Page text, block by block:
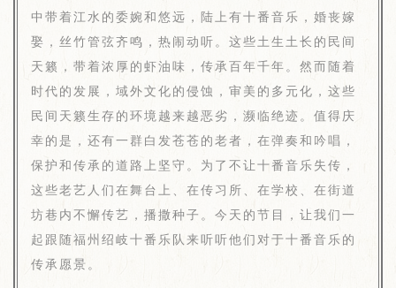
中带着江水的委婉和悠远，陆上有十番音乐，婚丧嫁
娶，丝竹管弦齐鸣，热闹动听。这些土生土长的民间
天籁，带着浓厚的虾油味，传承百年千年。然而随着
时代的发展，域外文化的侵蚀，审美的多元化，这些
民间天籁生存的环境越来越恶劣，濒临绝迹。值得庆
幸的是，还有一群白发苍苍的老者，在弹奏和吟唱，
保护和传承的道路上坚守。为了不让十番音乐失传，
这些老艺人们在舞台上、在传习所、在学校、在街道
坊巷内不懈传艺，播撒种子。今天的节目，让我们一
起跟随福州绍岐十番乐队来听听他们对于十番音乐的
传承愿景。